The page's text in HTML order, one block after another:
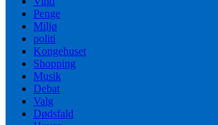
Penge
Miljø
politi
Kongehuset
Shopping
Musik
Debat
Valg
Dødsfald